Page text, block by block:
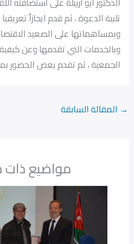
تلبية الدعوة ، ثم قدم ايجازاً
وبمساهماتها على الصعيد
وبالخدمات التي تقدمها وعن
الجمعية ، ثم تقدم بعض الحضور
→ المقالة السابقة
مواضيع